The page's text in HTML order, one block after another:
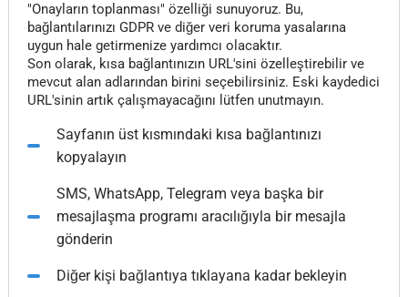
"Onayların toplanması" özelliği sunuyoruz. Bu,
bağlantılarınızı GDPR ve diğer veri koruma yasalarına
uygun hale getirmenize yardımcı olacaktır.
Son olarak, kısa bağlantınızın URL'sini özelleştirebilir ve
mevcut alan adlarından birini seçebilirsiniz. Eski kaydedici
URL'sinin artık çalışmayacağını lütfen unutmayın.
Sayfanın üst kısmındaki kısa bağlantınızı
kopyalayın
SMS, WhatsApp, Telegram veya başka bir
mesajlaşma programı aracılığıyla bir mesajla
gönderin
Diğer kişi bağlantıya tıklayana kadar bekleyin